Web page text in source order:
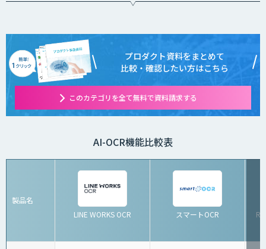
プロダクト資料をまとめて
比較・確認したい方はこちら
このカテゴリを全て無料で資料請求する
AI-OCR機能比較表
製品名
LINE WORKS OCR
スマートOCR